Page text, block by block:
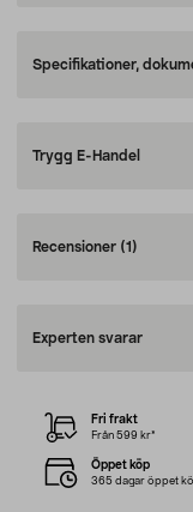
Specifikationer,
Trygg E-Handel
Recensioner (1)
Experten svarar
Fri frakt
Från 599 kr*
Öppet köp
365 dagar öppet